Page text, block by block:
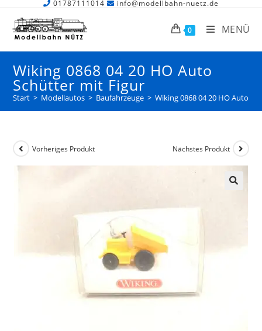
01787111014 info@modellbahn-nuetz.de
0 MENÜ
Wiking 0868 04 20 HO Auto
Schütter mit Figur
Start > Modellautos > Baufahrzeuge > Wiking 0868 04 20 HO Auto
Vorheriges Produkt Nächstes Produkt